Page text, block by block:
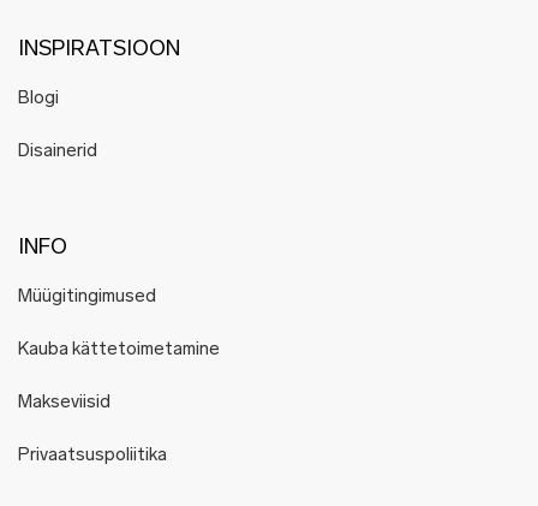
INSPIRATSIOON
Blogi
Disainerid
INFO
Müügitingimused
Kauba kättetoimetamine
Makseviisid
Privaatsuspoliitika